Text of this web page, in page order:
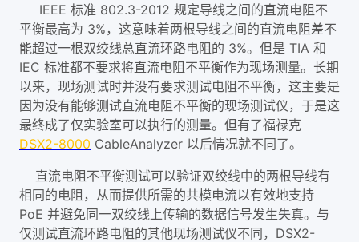
IEEE 标准 802.3-2012 规定导线之间的直流电阻不
平衡最高为 3%，这意味着两根导线之间的直流电阻差不
能超过一根双绞线总直流环路电阻的 3%。但是 TIA 和
IEC 标准都不要求将直流电阻不平衡作为现场测量。长期
以来，现场测试时并没有要求测试电阻不平衡，这主要是
因为没有能够测试直流电阻不平衡的现场测试仪，于是这
最终成了仅实验室可以执行的测量。但有了福禄克
DSX2-8000 CableAnalyzer 以后情况就不同了。
直流电阻不平衡测试可以验证双绞线中的两根导线有
相同的电阻，从而提供所需的共模电流以有效地支持
PoE 并避免同一双绞线上传输的数据信号发生失真。与
仅测试直流环路电阻的其他现场测试仪不同，DSX2-